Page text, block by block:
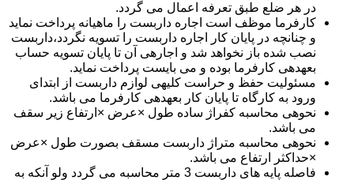
در هر ضلع طبق تعرفه اعمال می گردد.
کارفرما موظف است اجاره داربست را ماهیانه پرداخت نماید
و چنانچه در پایان کار اجاره داربست را تسویه نگردد،داربست
نصب شده باز نخواهد شد و اجاره­ی آن تا پایان تسویه حساب
بعهده­ی کارفرما بوده و می بایست پرداخت نماید.
مسئولیت حفظ و حراست کلیه­ی لوازم داربست از ابتدای
ورود به کارگاه تا پایان کار بعهده­ی کارفرما می باشد.
نحوه­ی محاسبه کفراژ ساده طول ×عرض ×ارتفاع زیر سقف
می باشد.
نحوه­ی محاسبه متراژ داربست مسقف بصورت طول ×عرض
×حداکثر ارتفاع می باشد.
فاصله پایه های داربست 3 متر محاسبه می گردد ولو آنکه به